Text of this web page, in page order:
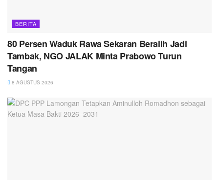
BERITA
80 Persen Waduk Rawa Sekaran Beralih Jadi
Tambak, NGO JALAK Minta Prabowo Turun
Tangan
8 AGUSTUS 2026